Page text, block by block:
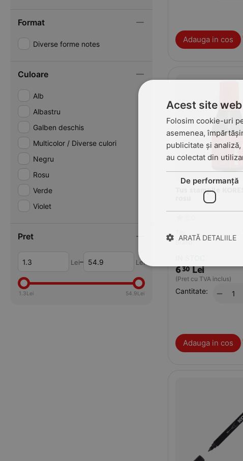
Adauga in cos
Tus stampile
Brand
630 Lei
(Pret cu TVA inclus)
Cantitate: −
Adauga in cos
Format
Diverse forme notes
Culoare
Alb
Albastru
Galben deschis
Multicolor / Diverse culori
Negru
Rosu
Verde
Violet
Pret
Lei– Lei
1.3Lei 54.9Lei
Acest site
Folosim cookie-uri
asemenea,
publicitate și
au colectat din
De performanță
ARATĂ DETALIILE